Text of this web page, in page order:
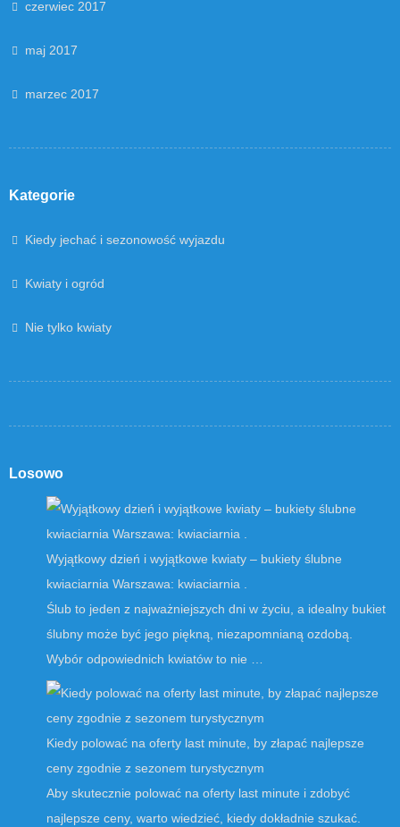
czerwiec 2017
maj 2017
marzec 2017
Kategorie
Kiedy jechać i sezonowość wyjazdu
Kwiaty i ogród
Nie tylko kwiaty
Losowo
Wyjątkowy dzień i wyjątkowe kwiaty – bukiety ślubne
kwiaciarnia Warszawa: kwiaciarnia .
Ślub to jeden z najważniejszych dni w życiu, a idealny bukiet
ślubny może być jego piękną, niezapomnianą ozdobą.
Wybór odpowiednich kwiatów to nie …
Kiedy polować na oferty last minute, by złapać najlepsze
ceny zgodnie z sezonem turystycznym
Aby skutecznie polować na oferty last minute i zdobyć
najlepsze ceny, warto wiedzieć, kiedy dokładnie szukać.